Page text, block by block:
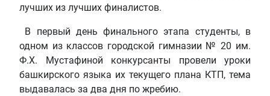
лучших из лучших финалистов.
В первый день финального этапа студенты, в
одном из классов городской гимназии № 20 им.
Ф.Х. Мустафиной конкурсанты провели уроки
башкирского языка их текущего плана КТП, тема
выдавалась за два дня по жребию.